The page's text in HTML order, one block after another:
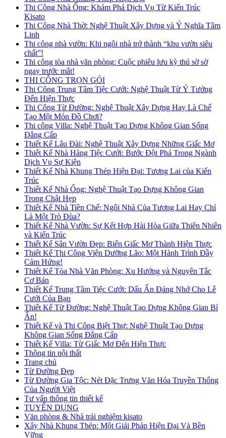
Thi Công Nhà Ống: Khám Phá Dịch Vụ Từ Kiến Trúc
Kisato
Thi Công Nhà Thờ: Nghệ Thuật Xây Dựng và Ý Nghĩa Tâm
Linh
Thi công nhà vườn: Khi ngôi nhà trở thành “khu vườn siêu
chất”!
Thi công tòa nhà văn phòng: Cuộc phiêu lưu kỳ thú sờ sờ
ngay trước mắt!
THI CÔNG TRỌN GÓI
Thi Công Trung Tâm Tiệc Cưới: Nghệ Thuật Từ Ý Tưởng
Đến Hiện Thực
Thi Công Từ Đường: Nghệ Thuật Xây Dựng Hay Là Chế
Tạo Một Món Đồ Chơi?
Thi công Villa: Nghệ Thuật Tạo Dựng Không Gian Sống
Đẳng Cấp
Thiết Kế Lâu Đài: Nghệ Thuật Xây Dựng Những Giấc Mơ
Thiết Kế Nhà Hàng Tiệc Cưới: Bước Đột Phá Trong Ngành
Dịch Vụ Sự Kiện
Thiết Kế Nhà Khung Thép Hiện Đại: Tương Lai của Kiến
Trúc
Thiết Kế Nhà Ống: Nghệ Thuật Tạo Dựng Không Gian
Trong Chật Hẹp
Thiết Kế Nhà Tiền Chế: Ngôi Nhà Của Tương Lai Hay Chỉ
Là Một Trò Đùa?
Thiết Kế Nhà Vườn: Sự Kết Hợp Hài Hòa Giữa Thiên Nhiên
và Kiến Trúc
Thiết Kế Sân Vườn Đẹp: Biến Giấc Mơ Thành Hiện Thực
Thiết Kế Thi Công Viện Dưỡng Lão: Một Hành Trình Đầy
Cảm Hứng!
Thiết Kế Tòa Nhà Văn Phòng: Xu Hướng và Nguyên Tắc
Cơ Bản
Thiết Kế Trung Tâm Tiệc Cưới: Dấu Ấn Đáng Nhớ Cho Lễ
Cưới Của Bạn
Thiết Kế Từ Đường: Nghệ Thuật Tạo Dựng Không Gian Bí
Ẩn!
Thiết Kế và Thi Công Biệt Thự: Nghệ Thuật Tạo Dựng
Không Gian Sống Đẳng Cấp
Thiết Kế Villa: Từ Giấc Mơ Đến Hiện Thực
Thông tin nội thất
Trang chủ
Từ Đường Đẹp
Từ Đường Gia Tộc: Nét Đặc Trưng Văn Hóa Truyền Thống
Của Người Việt
Tư vấn thông tin thiết kế
TUYỂN DỤNG
Văn phòng & Nhà trải nghiệm kisato
Xây Nhà Khung Thép: Một Giải Pháp Hiện Đại Và Bền
Vững